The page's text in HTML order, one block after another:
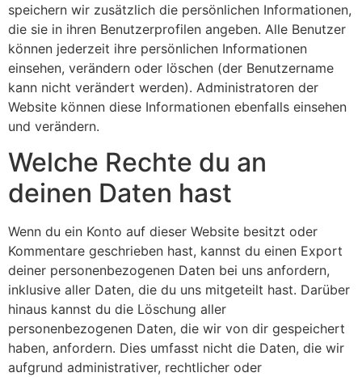
speichern wir zusätzlich die persönlichen Informationen,
die sie in ihren Benutzerprofilen angeben. Alle Benutzer
können jederzeit ihre persönlichen Informationen
einsehen, verändern oder löschen (der Benutzername
kann nicht verändert werden). Administratoren der
Website können diese Informationen ebenfalls einsehen
und verändern.
Welche Rechte du an
deinen Daten hast
Wenn du ein Konto auf dieser Website besitzt oder
Kommentare geschrieben hast, kannst du einen Export
deiner personenbezogenen Daten bei uns anfordern,
inklusive aller Daten, die du uns mitgeteilt hast. Darüber
hinaus kannst du die Löschung aller
personenbezogenen Daten, die wir von dir gespeichert
haben, anfordern. Dies umfasst nicht die Daten, die wir
aufgrund administrativer, rechtlicher oder